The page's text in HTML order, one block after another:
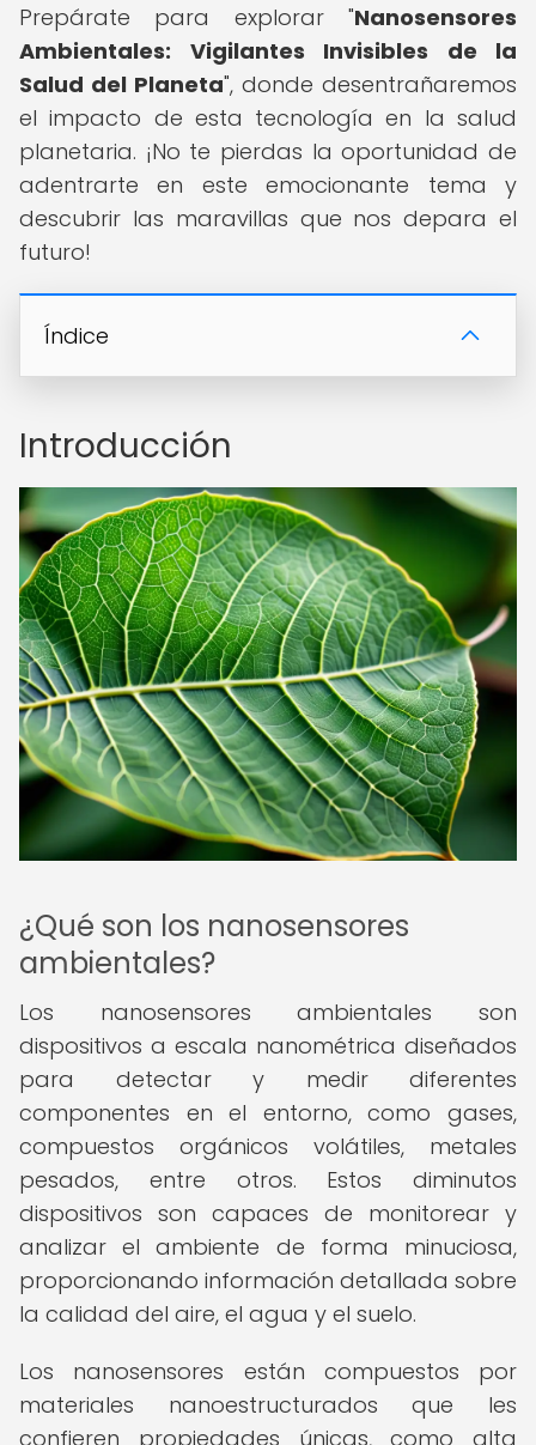
Prepárate para explorar "Nanosensores
Ambientales: Vigilantes Invisibles de la
Salud del Planeta", donde desentrañaremos
el impacto de esta tecnología en la salud
planetaria. ¡No te pierdas la oportunidad de
adentrarte en este emocionante tema y
descubrir las maravillas que nos depara el
futuro!
Índice
Introducción
¿Qué son los nanosensores
ambientales?
Los nanosensores ambientales son
dispositivos a escala nanométrica diseñados
para detectar y medir diferentes
componentes en el entorno, como gases,
compuestos orgánicos volátiles, metales
pesados, entre otros. Estos diminutos
dispositivos son capaces de monitorear y
analizar el ambiente de forma minuciosa,
proporcionando información detallada sobre
la calidad del aire, el agua y el suelo.
Los nanosensores están compuestos por
materiales nanoestructurados que les
confieren propiedades únicas, como alta